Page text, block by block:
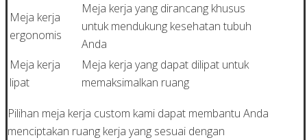
Meja kerja
ergonomis
Meja kerja yang dirancang khusus
untuk mendukung kesehatan tubuh
Anda
Meja kerja
lipat
Meja kerja yang dapat dilipat untuk
memaksimalkan ruang
Pilihan meja kerja custom kami dapat membantu Anda
menciptakan ruang kerja yang sesuai dengan